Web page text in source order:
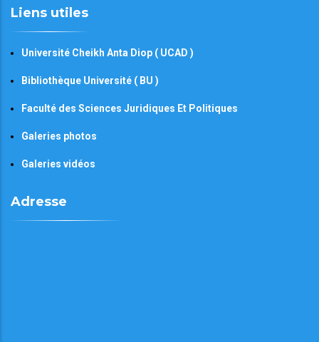
Liens utiles
Université Cheikh Anta Diop ( UCAD )
Bibliothèque Université ( BU )
Faculté des Sciences Juridiques Et Politiques
Galeries photos
Galeries vidéos
Adresse